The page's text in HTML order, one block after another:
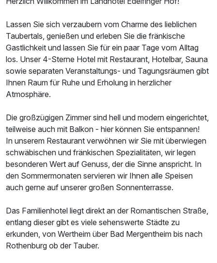
Lassen Sie sich verzaubern vom Charme des lieblichen
Taubertals, genießen und erleben Sie die fränkische
Gastlichkeit und lassen Sie für ein paar Tage vom Alltag
los. Unser 4-Sterne Hotel mit Restaurant, Hotelbar, Sauna
sowie separaten Veranstaltungs- und Tagungsräumen gibt
Ihnen Raum für Ruhe und Erholung in herzlicher
Atmosphäre.
Die großzügigen Zimmer sind hell und modern eingerichtet,
teilweise auch mit Balkon - hier können Sie entspannen!
In unserem Restaurant verwöhnen wir Sie mit überwiegen
schwäbischen und fränkischen Spezialitäten, wir legen
besonderen Wert auf Genuss, der die Sinne anspricht. In
den Sommermonaten servieren wir Ihnen alle Speisen
auch gerne auf unserer großen Sonnenterrasse.
Das Familienhotel liegt direkt an der Romantischen Straße,
entlang dieser gibt es viele sehenswerte Städte zu
erkunden, von Wertheim über Bad Mergentheim bis nach
Rothenburg ob der Tauber.